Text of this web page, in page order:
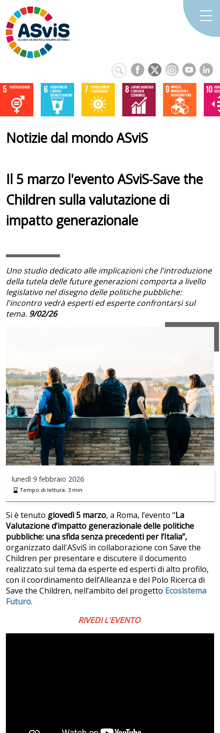
Notizie dal mondo ASviS
Il 5 marzo l'evento ASviS-Save the
Children sulla valutazione di
impatto generazionale
Uno studio dedicato alle implicazioni che l'introduzione
della tutela delle future generazioni comporta a livello
legislativo nel disegno delle politiche pubbliche:
l'incontro vedrà esperti ed esperte confrontarsi sul
tema. 9/02/26
lunedì 9 febbraio 2026
Tempo di lettura: 3min
Si è tenuto giovedì 5 marzo, a Roma, l’evento "La
Valutazione d’impatto generazionale delle politiche
pubbliche: una sfida senza precedenti per l’Italia”,
organizzato dall'ASviS in collaborazione con Save the
Children per presentare e discutere il documento
realizzato sul tema da esperte ed esperti di alto profilo,
con il coordinamento dell’Alleanza e del Polo Ricerca di
Save the Children, nell’ambito del progetto Ecosistema
Futuro.
RIVEDI L'EVENTO